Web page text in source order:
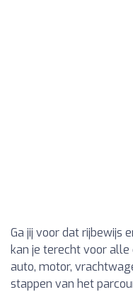
Ga jij voor dat rijbewijs
kan je terecht voor
auto, motor,
stappen van het